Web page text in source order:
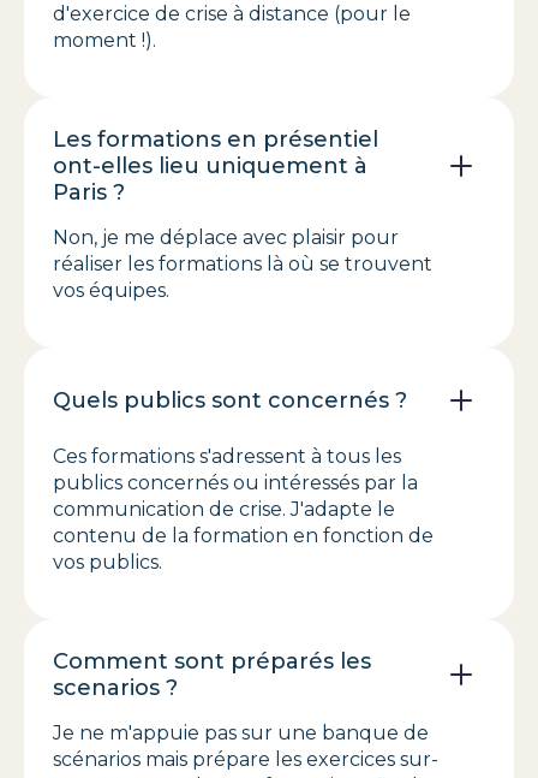
d'exercice de crise à distance (pour le
moment !).
Les formations en présentiel
ont-elles lieu uniquement à
Paris ?
Non, je me déplace avec plaisir pour
réaliser les formations là où se trouvent
vos équipes.
Quels publics sont concernés ?
Ces formations s'adressent à tous les
publics concernés ou intéressés par la
communication de crise. J'adapte le
contenu de la formation en fonction de
vos publics.
Comment sont préparés les
scenarios ?
Je ne m'appuie pas sur une banque de
scénarios mais prépare les exercices sur-